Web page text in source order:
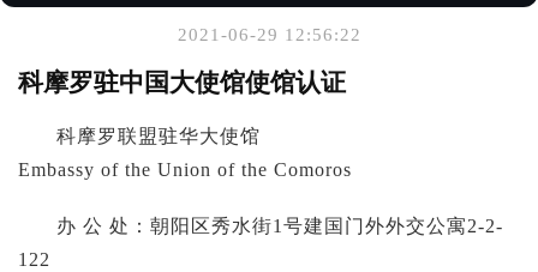
@老陈有话说
你可能也喜欢
「出国必备常识」
@老陈有话说
在申请美国移民时，如何正确准备出生公证？
@老陈有话说
2021-06-29 12:56:22
科摩罗驻中国大使馆使馆认证
科摩罗联盟驻华大使馆
Embassy of the Union of the Comoros
办 公 处：朝阳区秀水街1号建国门外外交公寓2-2-
122